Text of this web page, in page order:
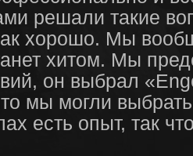
решали такие
хорошо. Мы
хитом. Мы
он выбрал
мы могли
есть опыт, так